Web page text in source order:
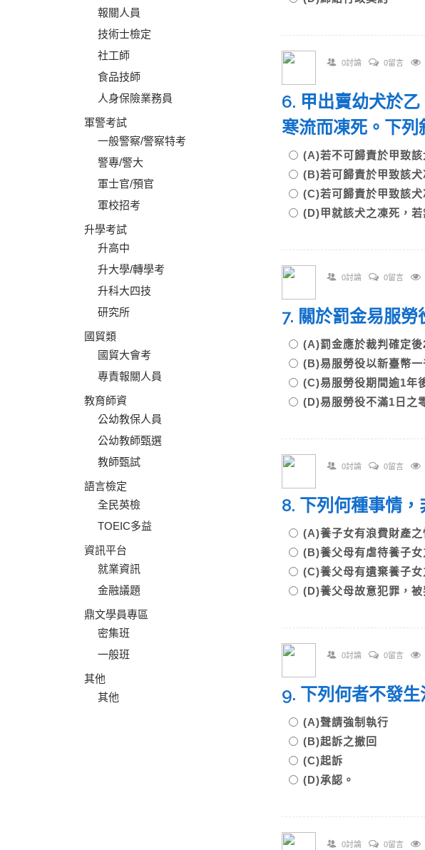
報關人員
技術士檢定
社工師
食品技師
人身保險業務員
軍警考試
一般警察/警察特考
警專/警大
軍士官/預官
軍校招考
升學考試
升高中
升大學/轉學考
升科大四技
研究所
國貿類
國貿大會考
專責報關人員
教育師資
公幼教保人員
公幼教師甄選
教師甄試
語言檢定
全民英檢
TOEIC多益
資訊平台
就業資訊
金融議題
鼎文學員專區
密集班
一般班
其他
其他
0討論 0留言
6. 甲出賣幼犬於
寒流而凍死。下
(A)若不可歸責於甲致
(B)若可歸責於甲致該
(C)若可歸責於甲致該
(D)甲就該犬之凍死，
0討論 0留言
7. 關於罰金易服
(A)罰金應於裁判確定
(B)易服勞役以新臺幣
(C)易服勞役期間逾1年
(D)易服勞役不滿1日之
0討論 0留言
8. 下列何種事情
(A)養子女有浪費財產
(B)養父母有虐待養子
(C)養父母有遺棄養子
(D)養父母故意犯罪，
0討論 0留言
9. 下列何者不發
(A)聲請強制執行
(B)起訴之撤回
(C)起訴
(D)承認。
0討論 0留言